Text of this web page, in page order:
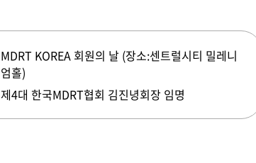
MDRT KOREA 회원의 날 (장소:센트럴시티 밀레니
엄홀)
제4대 한국MDRT협회 김진녕회장 임명